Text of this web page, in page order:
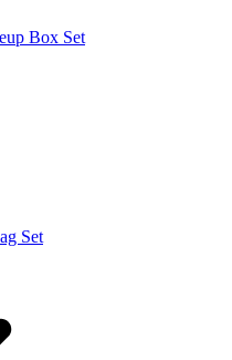
Box Set
Set